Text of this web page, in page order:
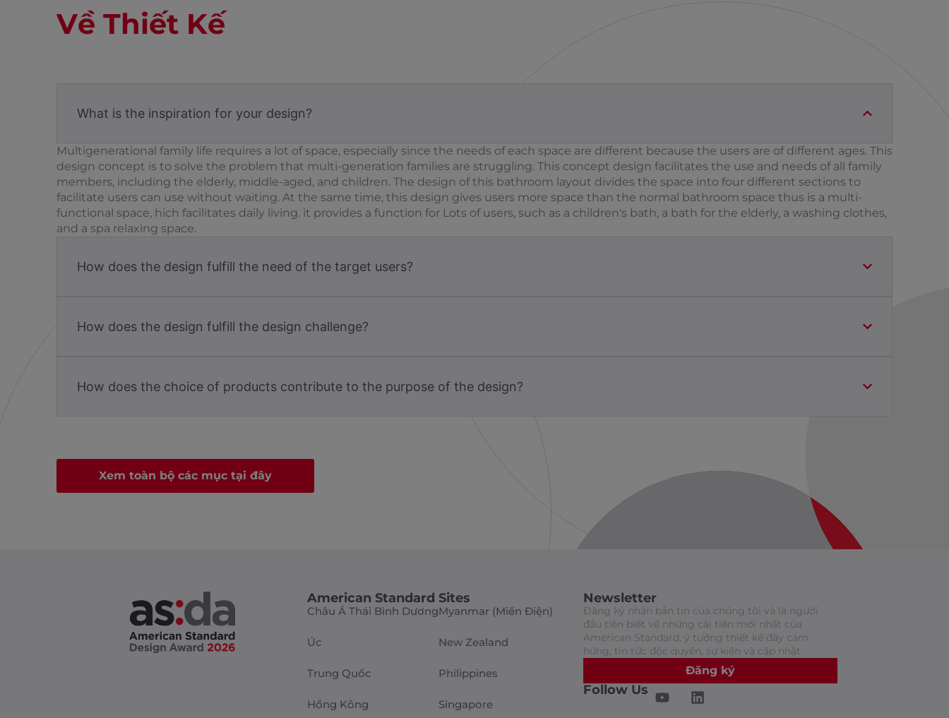
Về Thiết Kế
What is the inspiration for your design?
Multigenerational family life requires a lot of space, especially since the needs of each space are different because the users are of different ages. This
design concept is to solve the problem that multi-generation families are struggling. This concept design facilitates the use and needs of all family
members, including the elderly, middle-aged, and children. The design of this bathroom layout divides the space into four different sections to
facilitate users can use without waiting. At the same time, this design gives users more space than the normal bathroom space thus is a multi-
functional space, hich facilitates daily living. it provides a function for Lots of users, such as a children's bath, a bath for the elderly, a washing clothes,
and a spa relaxing space.
How does the design fulfill the need of the target users?
How does the design fulfill the design challenge?
How does the choice of products contribute to the purpose of the design?
Xem toàn bộ các mục tại đây
American Standard Sites
Châu Á Thái Bình Dương
Úc
Trung Quốc
Hồng Kông
Myanmar (Miến Điện)
New Zealand
Philippines
Singapore
Newsletter
Đăng ký nhận bản tin của chúng tôi và là người
đầu tiên biết về những cải tiến mới nhất của
American Standard, ý tưởng thiết kế đầy cảm
hứng, tin tức độc quyền, sự kiện và cập nhật.
Đăng ký
Follow Us